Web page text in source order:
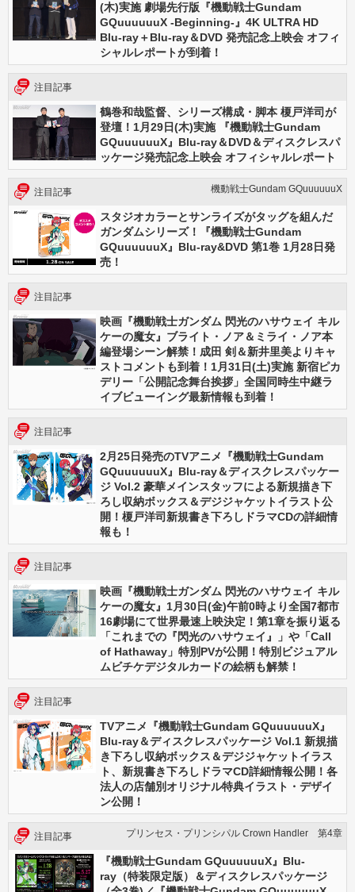
(木)実施 劇場先行版『機動戦士Gundam
GQuuuuuuX -Beginning-』4K ULTRA HD
Blu-ray＋Blu-ray＆DVD 発売記念上映会 オフィ
シャルレポートが到着！
注目記事
鶴巻和哉監督、シリーズ構成・脚本 榎戸洋司が
登壇！1月29日(木)実施 『機動戦士Gundam
GQuuuuuuX』Blu-ray＆DVD＆ディスクレスパ
ッケージ発売記念上映会 オフィシャルレポート
注目記事 機動戦士Gundam GQuuuuuuX
スタジオカラーとサンライズがタッグを組んだ
ガンダムシリーズ！『機動戦士Gundam
GQuuuuuuX』Blu-ray&DVD 第1巻 1月28日発
売！
注目記事
映画『機動戦士ガンダム 閃光のハサウェイ キル
ケーの魔女』ブライト・ノア＆ミライ・ノア本
編登場シーン解禁！成田 剣＆新井里美よりキャ
ストコメントも到着！1月31日(土)実施 新宿ピカ
デリー「公開記念舞台挨拶」全国同時生中継ラ
イブビューイング最新情報も到着！
注目記事
2月25日発売のTVアニメ『機動戦士Gundam
GQuuuuuuX』Blu-ray＆ディスクレスパッケー
ジ Vol.2 豪華メインスタッフによる新規描き下
ろし収納ボックス＆デジジャケットイラスト公
開！榎戸洋司新規書き下ろしドラマCDの詳細情
報も！
注目記事
映画『機動戦士ガンダム 閃光のハサウェイ キル
ケーの魔女』1月30日(金)午前0時より全国7都市
16劇場にて世界最速上映決定！第1章を振り返る
「これまでの『閃光のハサウェイ』」や「Call
of Hathaway」特別PVが公開！特別ビジュアル
ムビチケデジタルカードの絵柄も解禁！
注目記事
TVアニメ『機動戦士Gundam GQuuuuuuX』
Blu-ray＆ディスクレスパッケージ Vol.1 新規描
き下ろし収納ボックス＆デジジャケットイラス
ト、新規書き下ろしドラマCD詳細情報公開！各
法人の店舗別オリジナル特典イラスト・デザイ
ン公開！
注目記事 プリンセス・プリンシパル Crown Handler 第4章
『機動戦士Gundam GQuuuuuuX』Blu-
ray（特装限定版）＆ディスクレスパッケージ